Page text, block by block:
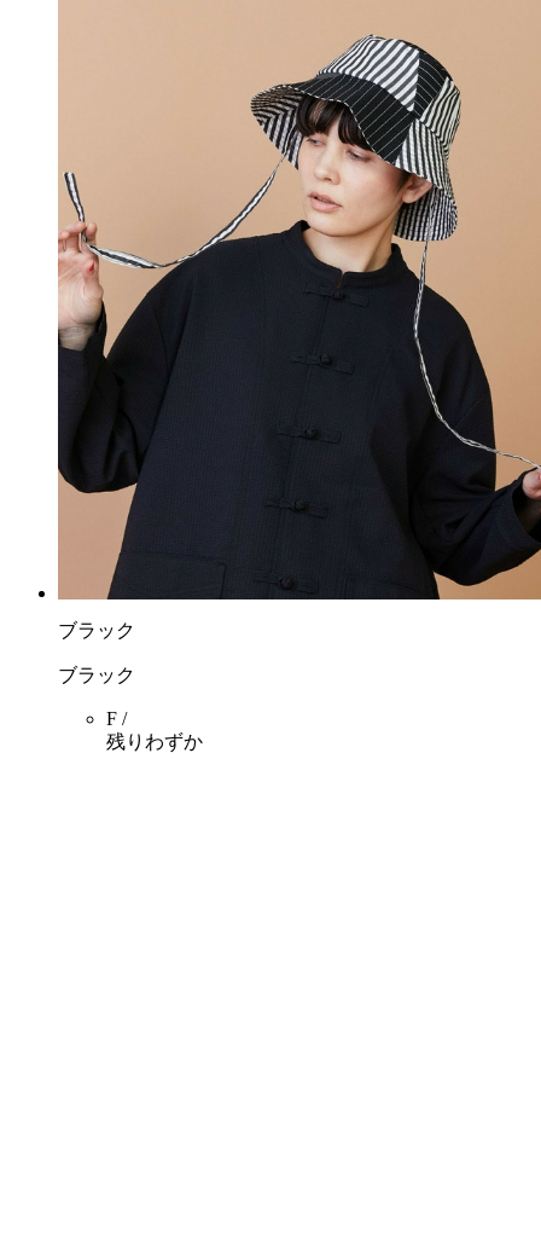
ブラック
ブラック
F /
残りわずか